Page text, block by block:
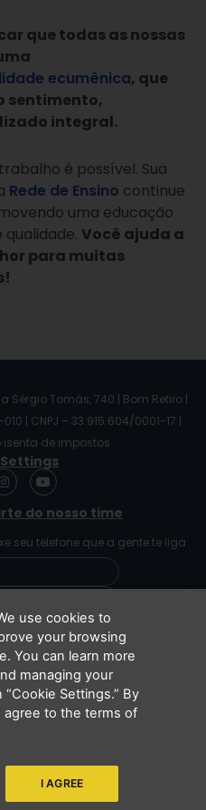
que todas as nossas
ecumênica, que
sentimento,
integral.
é possível. Sua
Rede de Ensino continue
uma educação
qualidade. Você ajuda a
para muitas
Sérgio Tomás, 740 | Bom Retiro |
| CNPJ – 33.915.604/0001-17 |
de impostos
I
n
s
t
g
r
m
Y
o
t
b
e
do nosso time
seu telefone que a gente te liga.
informações serão
oAviso de Privacidade
Boa Vontade. Todos os direitos
use cookies to
your browsing
You can learn more
managing your
Settings.” By
to the terms of
I AGREE